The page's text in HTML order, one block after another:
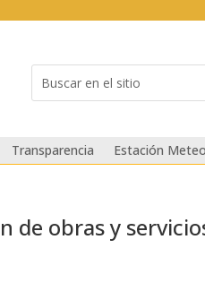
for...
Transparencia Estación
de obras y